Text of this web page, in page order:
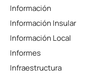
Información
Información Insular
Información Local
Informes
Infraestructura